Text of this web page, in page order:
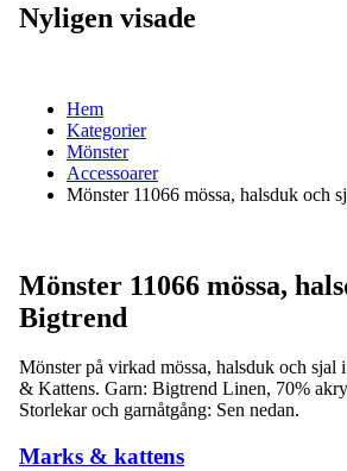
Nyligen visade
Hem
Kategorier
Mönster
Accessoarer
Mönster 11066 mössa, halsduk och
Mönster 11066 mössa,
Bigtrend
Mönster på virkad mössa, halsduk och
& Kattens. Garn: Bigtrend Linen, 70%
Storlekar och garnåtgång: Sen nedan.
Marks & kattens